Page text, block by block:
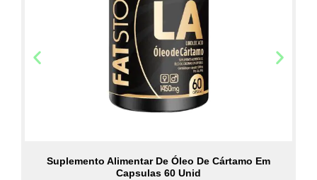
Suplemento Alimentar De Óleo De Cártamo Em
Capsulas 60 Unid